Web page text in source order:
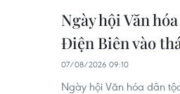
Ngày hội Văn
Điện Biên vào
07/08/2026 09:10
Ngày hội Văn hóa dân